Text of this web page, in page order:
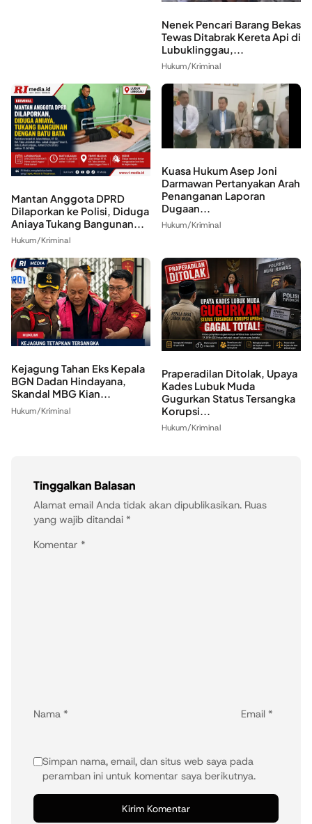
Nenek Pencari Barang Bekas
Tewas Ditabrak Kereta Api di
Lubuklinggau,...
Hukum/Kriminal
Mantan Anggota DPRD
Dilaporkan ke Polisi, Diduga
Aniaya Tukang Bangunan...
Hukum/Kriminal
Kuasa Hukum Asep Joni
Darmawan Pertanyakan Arah
Penanganan Laporan
Dugaan...
Hukum/Kriminal
Kejagung Tahan Eks Kepala
BGN Dadan Hindayana,
Skandal MBG Kian...
Hukum/Kriminal
Praperadilan Ditolak, Upaya
Kades Lubuk Muda
Gugurkan Status Tersangka
Korupsi...
Hukum/Kriminal
Tinggalkan Balasan
Alamat email Anda tidak akan dipublikasikan. Ruas
yang wajib ditandai *
Komentar *
Nama * Email *
Simpan nama, email, dan situs web saya pada
peramban ini untuk komentar saya berikutnya.